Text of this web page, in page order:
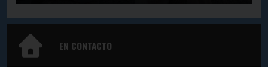
EN CONTACTO